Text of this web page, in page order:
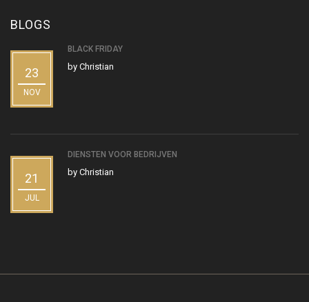
BLOGS
23
NOV
BLACK FRIDAY
by Christian
21
JUL
DIENSTEN VOOR BEDRIJVEN
by Christian